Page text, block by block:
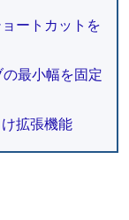
ートカットを
最小幅を固定
拡張機能